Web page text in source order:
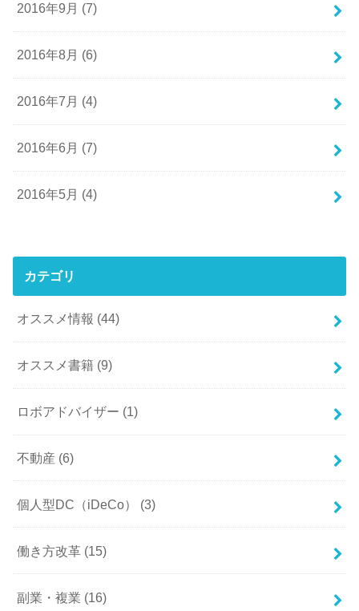
2016年9月 (7)
2016年8月 (6)
2016年7月 (4)
2016年6月 (7)
2016年5月 (4)
カテゴリ
オススメ情報 (44)
オススメ書籍 (9)
ロボアドバイザー (1)
不動産 (6)
個人型DC（iDeCo） (3)
働き方改革 (15)
副業・複業 (16)